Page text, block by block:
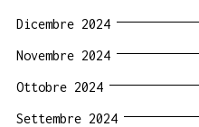
Dicembre 2024
Novembre 2024
Ottobre 2024
Settembre 2024